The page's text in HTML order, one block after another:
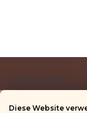
Diese Website
ß
Kontakt